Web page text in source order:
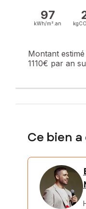
97
kWh/m². an
Montant
1110€ par an
Ce bien